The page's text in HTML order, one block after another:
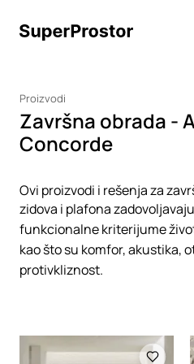
Proizvodi
Završna obrada -
Concorde
Ovi proizvodi i rešenja za
zidova i plafona
funkcionalne kriterijume
kao što su komfor, akustika,
protivkliznost.
Loading